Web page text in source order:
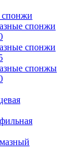
спонжи
спонжи
спонжы